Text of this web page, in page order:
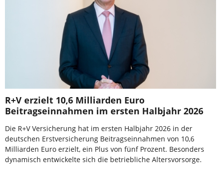
R+V erzielt 10,6 Milliarden Euro
Beitragseinnahmen im ersten Halbjahr 2026
Die R+V Versicherung hat im ersten Halbjahr 2026 in der
deutschen Erstversicherung Beitragseinnahmen von 10,6
Milliarden Euro erzielt, ein Plus von fünf Prozent. Besonders
dynamisch entwickelte sich die betriebliche Altersvorsorge.